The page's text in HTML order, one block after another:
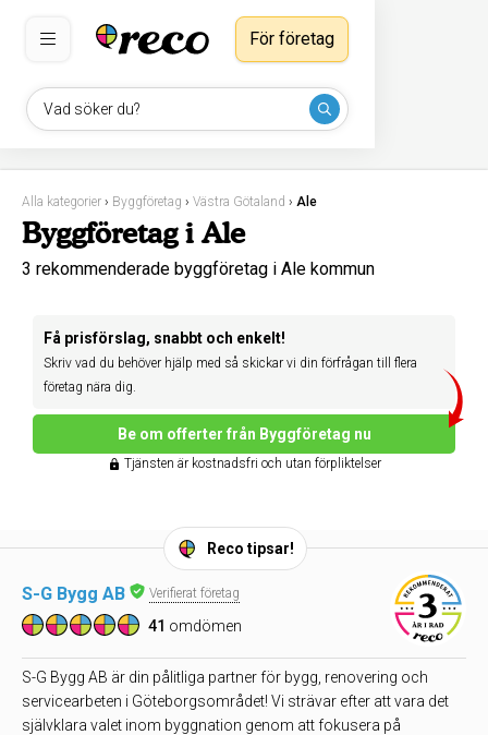
Vad söker du?
För företag
Alla kategorier › Byggföretag › Västra Götaland › Ale
Byggföretag i Ale
3 rekommenderade byggföretag i Ale kommun
Få prisförslag, snabbt och enkelt!
Skriv vad du behöver hjälp med så skickar vi din förfrågan till flera
företag nära dig.
Be om offerter från Byggföretag nu
Tjänsten är kostnadsfri och utan förpliktelser
Reco tipsar!
S-G Bygg AB Verifierat företag
41 omdömen
S-G Bygg AB är din pålitliga partner för bygg, renovering och
servicearbeten i Göteborgsområdet! Vi strävar efter att vara det
självklara valet inom byggnation genom att fokusera på